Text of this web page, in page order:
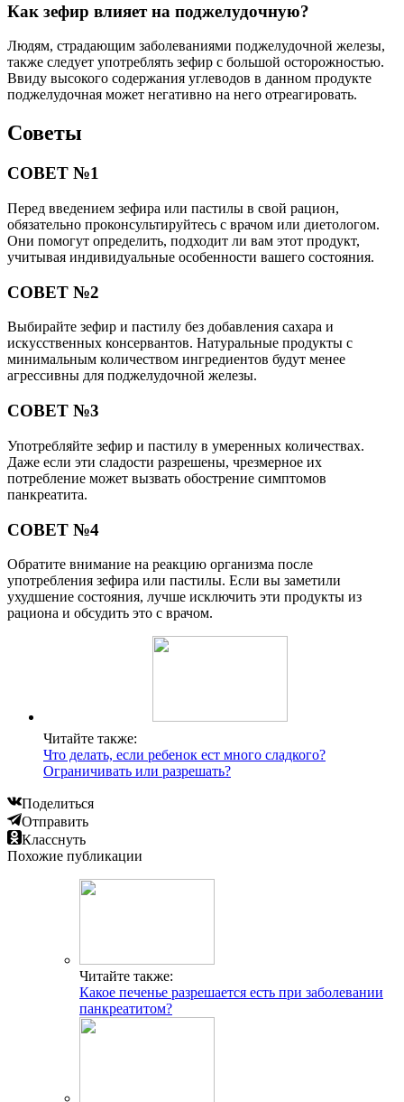
Как зефир влияет на поджелудочную?
Людям, страдающим заболеваниями поджелудочной железы,
также следует употреблять зефир с большой осторожностью.
Ввиду высокого содержания углеводов в данном продукте
поджелудочная может негативно на него отреагировать.
Советы
СОВЕТ №1
Перед введением зефира или пастилы в свой рацион,
обязательно проконсультируйтесь с врачом или диетологом.
Они помогут определить, подходит ли вам этот продукт,
учитывая индивидуальные особенности вашего состояния.
СОВЕТ №2
Выбирайте зефир и пастилу без добавления сахара и
искусственных консервантов. Натуральные продукты с
минимальным количеством ингредиентов будут менее
агрессивны для поджелудочной железы.
СОВЕТ №3
Употребляйте зефир и пастилу в умеренных количествах.
Даже если эти сладости разрешены, чрезмерное их
потребление может вызвать обострение симптомов
панкреатита.
СОВЕТ №4
Обратите внимание на реакцию организма после
употребления зефира или пастилы. Если вы заметили
ухудшение состояния, лучше исключить эти продукты из
рациона и обсудить это с врачом.
Читайте также:
Что делать, если ребенок ест много сладкого?
Ограничивать или разрешать?
Поделиться
Отправить
Класснуть
Похожие публикации
Читайте также:
Какое печенье разрешается есть при заболевании
панкреатитом?